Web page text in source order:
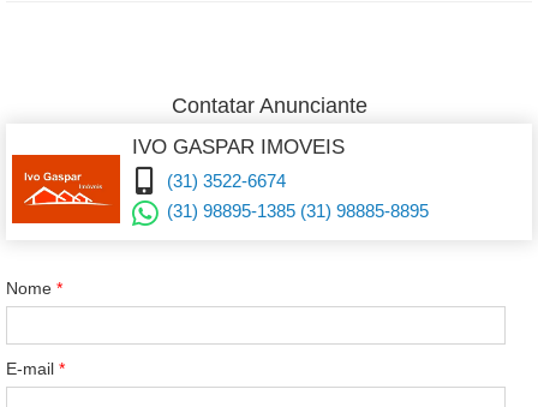
Contatar Anunciante
IVO GASPAR IMOVEIS
(31) 3522-6674
(31) 98895-1385 (31) 98885-8895
Nome *
E-mail *